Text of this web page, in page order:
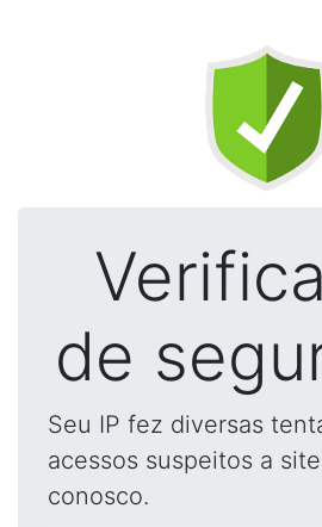
de
Seu IP fez diversas
acessos suspeitos a
conosco.